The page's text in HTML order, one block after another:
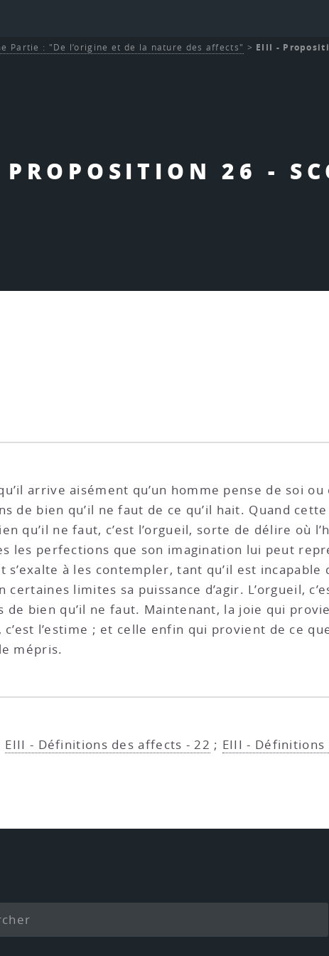
26 -
Partie : "De l’origine et de la nature des affects" > EIII -
arrive aisément qu’un homme pense de soi
de bien qu’il ne faut de ce qu’il hait. Quand
qu’il ne faut, c’est l’orgueil, sorte de délire où
les perfections que son imagination lui peut
s’exalte à les contempler, tant qu’il est
limites sa puissance d’agir. L’orgueil,
de bien qu’il ne faut. Maintenant, la joie qui
l’estime ; et celle enfin qui provient de ce
mépris.
EIII - Définitions des affects - 22 ; EIII -